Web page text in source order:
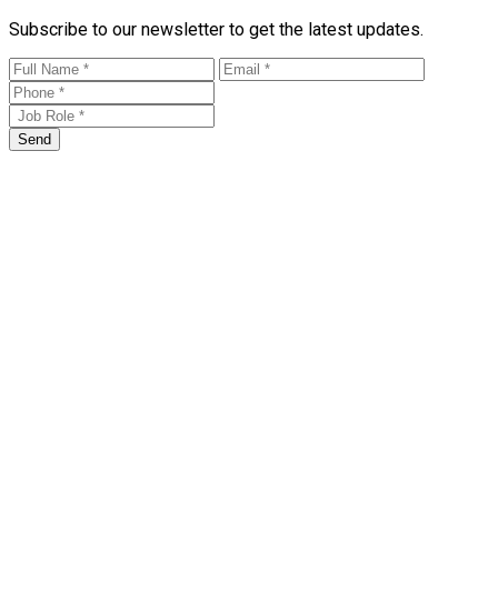
Subscribe to our newsletter to get the latest updates.
Send